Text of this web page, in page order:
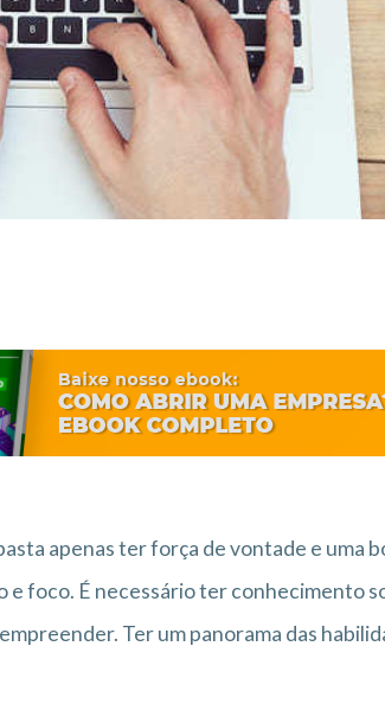
apenas ter força de vontade e uma
e foco. É necessário ter conhecimento
Ter um panorama das